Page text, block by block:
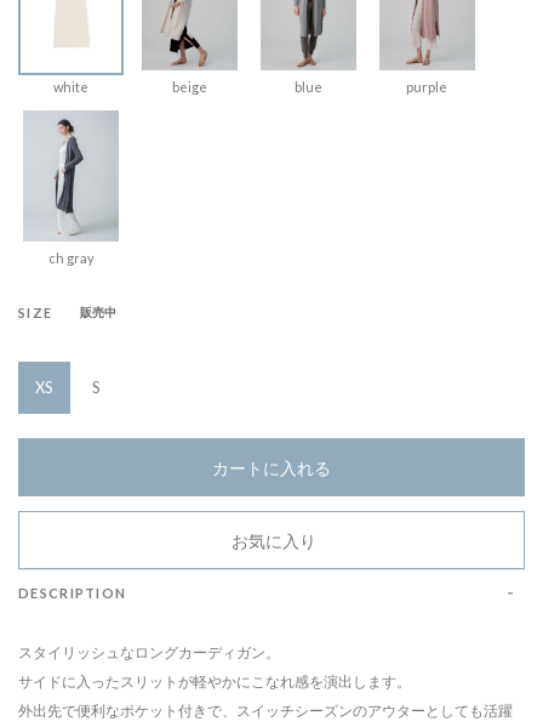
white beige blue purple
ch gray
SIZE 販売中
XS S
カートに入れる
お気に入り
DESCRIPTION
スタイリッシュなロングカーディガン。
サイドに入ったスリットが軽やかにこなれ感を演出します。
外出先で便利なポケット付きで、スイッチシーズンのアウターとしても活躍